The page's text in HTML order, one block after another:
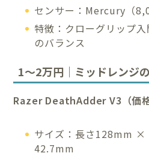
センサー：Mercury（
特徴：クローグリップ
のバランス
1～2万円｜ミッドレンジ
Razer DeathAdder V3（価
サイズ：長さ128mm
42.7mm